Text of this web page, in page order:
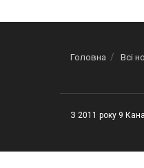
Головна Всі
З 2011 року 9